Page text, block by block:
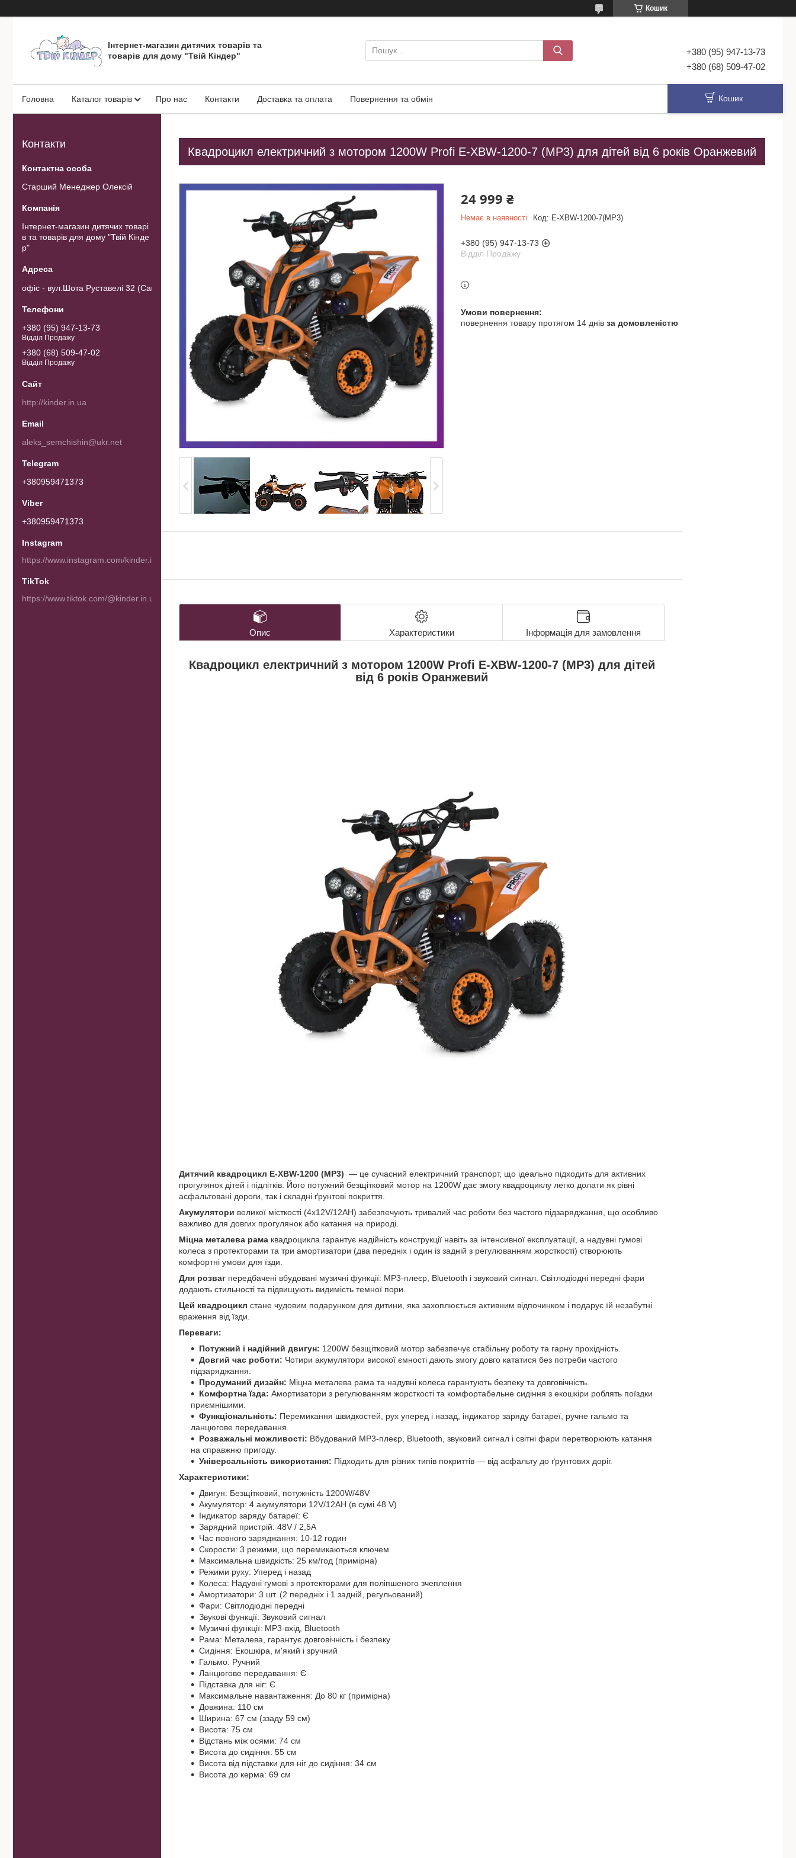
Кошик
Інтернет-магазин дитячих товарів та
товарів для дому "Твій Кіндер"
+380 (95) 947-13-73
+380 (68) 509-47-02
Головна Каталог товарів Про нас Контакти Доставка та оплата Повернення та обмін Кошик
Квадроцикл електричний з мотором 1200W Profi E-XBW-1200-7 (MP3) для дітей від 6 років Оранжевий
24 999 ₴
Немає в наявності Код: E-XBW-1200-7(MP3)
+380 (95) 947-13-73
Відділ Продажу
повернення товару протягом 14 днів за домовленістю
Опис Характеристики Інформація для замовлення
Квадроцикл електричний з мотором 1200W Profi E-XBW-1200-7 (MP3) для дітей
від 6 років Оранжевий
Дитячий квадроцикл E-XBW-1200 (MP3) — це сучасний електричний транспорт, що ідеально підходить для активних
прогулянок дітей і підлітків. Його потужний безщітковий мотор на 1200W дає змогу квадроциклу легко долати як рівні
асфальтовані дороги, так і складні ґрунтові покриття.
Акумулятори великої місткості (4х12V/12AH) забезпечують тривалий час роботи без частого підзаряджання, що особливо
важливо для довгих прогулянок або катання на природі.
Міцна металева рама квадроцикла гарантує надійність конструкції навіть за інтенсивної експлуатації, а надувні гумові
колеса з протекторами та три амортизатори (два передніх і один із задній з регулюванням жорсткості) створюють
комфортні умови для їзди.
Для розваг передбачені вбудовані музичні функції: MP3-плеєр, Bluetooth і звуковий сигнал. Світлодіодні передні фари
додають стильності та підвищують видимість темної пори.
Цей квадроцикл стане чудовим подарунком для дитини, яка захоплюється активним відпочинком і подарує їй незабутні
враження від їзди.
Переваги:
Потужний і надійний двигун: 1200W безщітковий мотор забезпечує стабільну роботу та гарну прохідність.
Довгий час роботи: Чотири акумулятори високої ємності дають змогу довго кататися без потреби частого
підзаряджання.
Продуманий дизайн: Міцна металева рама та надувні колеса гарантують безпеку та довговічність.
Комфортна їзда: Амортизатори з регулюванням жорсткості та комфортабельне сидіння з екошкіри роблять поїздки
приємнішими.
Функціональність: Перемикання швидкостей, рух уперед і назад, індикатор заряду батареї, ручне гальмо та
ланцюгове передавання.
Розважальні можливості: Вбудований MP3-плеєр, Bluetooth, звуковий сигнал і світні фари перетворюють катання
на справжню пригоду.
Універсальність використання: Підходить для різних типів покриттів — від асфальту до ґрунтових доріг.
Характеристики:
Двигун: Безщітковий, потужність 1200W/48V
Акумулятор: 4 акумулятори 12V/12AH (в сумі 48 V)
Індикатор заряду батареї: Є
Зарядний пристрій: 48V / 2,5A
Час повного заряджання: 10-12 годин
Скорости: 3 режими, що перемикаються ключем
Максимальна швидкість: 25 км/год (примірна)
Режими руху: Уперед і назад
Колеса: Надувні гумові з протекторами для поліпшеного зчеплення
Амортизатори: 3 шт. (2 передніх і 1 задній, регульований)
Фари: Світлодіодні передні
Звукові функції: Звуковий сигнал
Музичні функції: MP3-вхід, Bluetooth
Рама: Металева, гарантує довговічність і безпеку
Сидіння: Екошкіра, м'який і зручний
Гальмо: Ручний
Ланцюгове передавання: Є
Підставка для ніг: Є
Максимальне навантаження: До 80 кг (примірна)
Довжина: 110 см
Ширина: 67 см (ззаду 59 см)
Висота: 75 см
Відстань між осями: 74 см
Висота до сидіння: 55 см
Висота від підставки для ніг до сидіння: 34 см
Висота до керма: 69 см
Контакти
Старший Менеджер Олексій
Інтернет-магазин дитячих товарі
в та товарів для дому "Твій Кінде
р"
офіс - вул.Шота Руставелі 32 (Самовивозу товару немає). 01033 індекс, Київ, Україна
+380 (95) 947-13-73
Відділ Продажу
+380 (68) 509-47-02
Відділ Продажу
http://kinder.in.ua
aleks_semchishin@ukr.net
+380959471373
+380959471373
Instagram
https://www.instagram.com/kinder.in.ua/
TikTok
https://www.tiktok.com/@kinder.in.ua